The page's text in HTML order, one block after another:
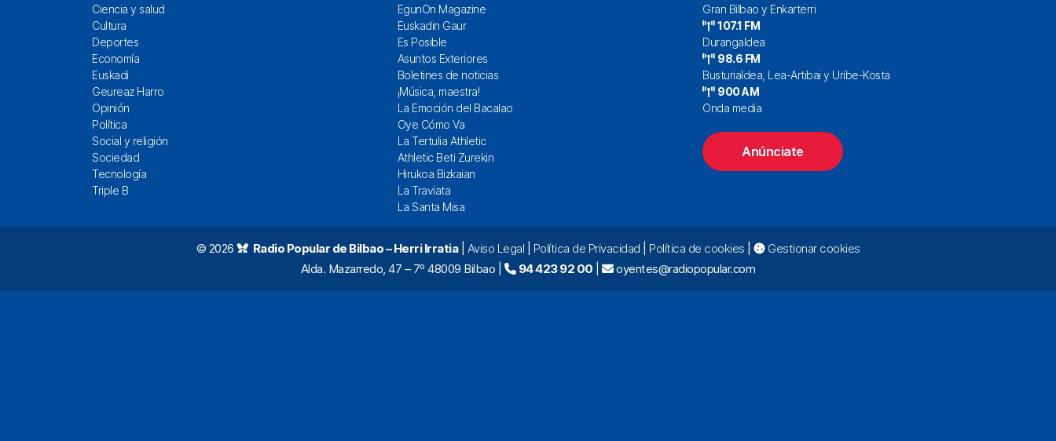
Ciencia y salud
Cultura
Deportes
Economía
Euskadi
Geureaz Harro
Opinión
Política
Social y religión
Sociedad
Tecnología
Triple B
EgunOn Magazine
Euskadin Gaur
Es Posible
Asuntos Exteriores
Boletines de noticias
¡Música, maestra!
La Emoción del Bacalao
Oye Cómo Va
La Tertulia Athletic
Athletic Beti Zurekin
Hirukoa Bizkaian
La Traviata
La Santa Misa
Gran Bilbao y Enkarterri
107.1 FM
Durangaldea
98.6 FM
Busturialdea, Lea-Artibai y Uribe-Kosta
900 AM
Onda media
Anúnciate
© 2026 Radio Popular de Bilbao – Herri Irratia| Aviso Legal Política de Privacidad Política de cookies
Gestionar cookies
Alda. Mazarredo, 47 – 7º 48009 Bilbao |
94 423 92 00 | oyentes@radiopopular.com